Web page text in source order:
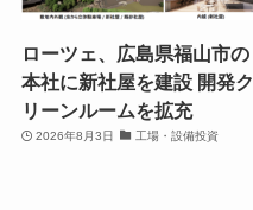
ローツェ、広島県福山市の
本社に新社屋を建設 開発ク
リーンルームを拡充
2026年8月3日 工場・設備投資